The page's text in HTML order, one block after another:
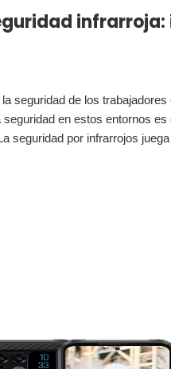
seguridad de los trabajadores
en estos entornos es
seguridad por infrarrojos